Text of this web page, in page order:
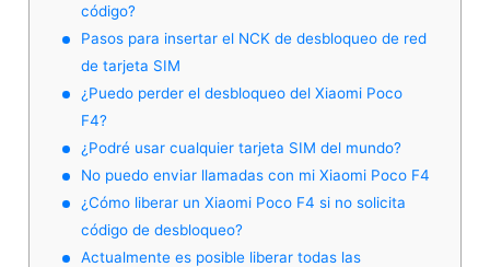
código?
Pasos para insertar el NCK de desbloqueo de red
de tarjeta SIM
¿Puedo perder el desbloqueo del Xiaomi Poco
F4?
¿Podré usar cualquier tarjeta SIM del mundo?
No puedo enviar llamadas con mi Xiaomi Poco F4
¿Cómo liberar un Xiaomi Poco F4 si no solicita
código de desbloqueo?
Actualmente es posible liberar todas las